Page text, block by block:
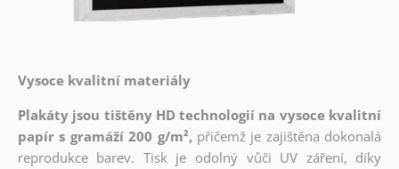
Vysoce kvalitní materiály
Plakáty jsou tištěny HD technologií na vysoce kvalitní
papír s gramáží 200 g/m², přičemž je zajištěna dokonalá
reprodukce barev. Tisk je odolný vůči UV záření, díky